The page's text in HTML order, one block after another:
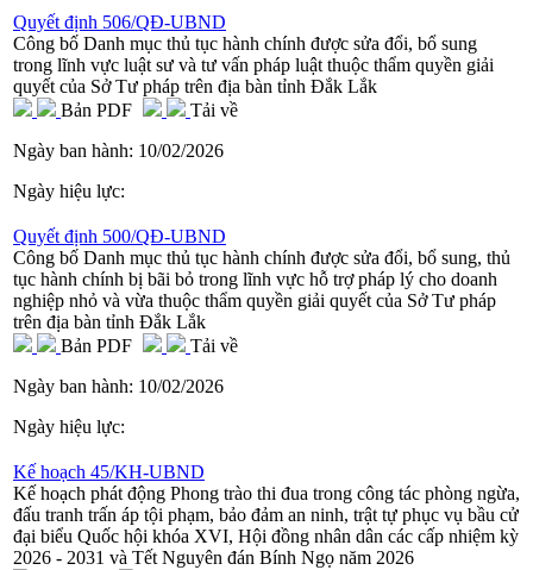
Quyết định 506/QĐ-UBND
Công bố Danh mục thủ tục hành chính được sửa đổi, bổ sung
trong lĩnh vực luật sư và tư vấn pháp luật thuộc thẩm quyền giải
quyết của Sở Tư pháp trên địa bàn tỉnh Đắk Lắk
Bản PDF
Tải về
Ngày ban hành: 10/02/2026
Ngày hiệu lực:
Quyết định 500/QĐ-UBND
Công bố Danh mục thủ tục hành chính được sửa đổi, bổ sung, thủ
tục hành chính bị bãi bỏ trong lĩnh vực hỗ trợ pháp lý cho doanh
nghiệp nhỏ và vừa thuộc thẩm quyền giải quyết của Sở Tư pháp
trên địa bàn tỉnh Đắk Lắk
Bản PDF
Tải về
Ngày ban hành: 10/02/2026
Ngày hiệu lực:
Kế hoạch 45/KH-UBND
Kế hoạch phát động Phong trào thi đua trong công tác phòng ngừa,
đấu tranh trấn áp tội phạm, bảo đảm an ninh, trật tự phục vụ bầu cử
đại biểu Quốc hội khóa XVI, Hội đồng nhân dân các cấp nhiệm kỳ
2026 - 2031 và Tết Nguyên đán Bính Ngọ năm 2026